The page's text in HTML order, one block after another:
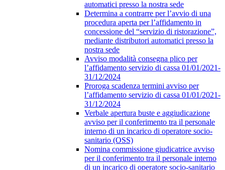
automatici presso la nostra sede
Determina a contrarre per l’avvio di una
procedura aperta per l’affidamento in
concessione del “servizio di ristorazione”,
mediante distributori automatici presso la
nostra sede
Avviso modalità consegna plico per
l’affidamento servizio di cassa 01/01/2021-
31/12/2024
Proroga scadenza termini avviso per
l’affidamento servizio di cassa 01/01/2021-
31/12/2024
Verbale apertura buste e aggiudicazione
avviso per il conferimento tra il personale
interno di un incarico di operatore socio-
sanitario (OSS)
Nomina commissione giudicatrice avviso
per il conferimento tra il personale interno
di un incarico di operatore socio-sanitario